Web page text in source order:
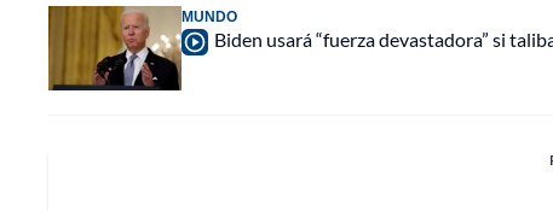
MUNDO
Biden usará “fuerza devastadora” si